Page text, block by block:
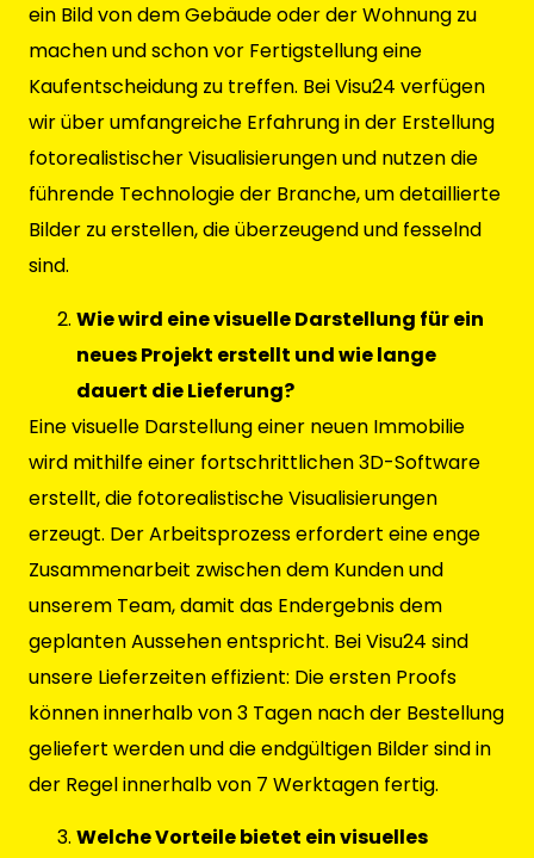
ein Bild von dem Gebäude oder der Wohnung zu
machen und schon vor Fertigstellung eine
Kaufentscheidung zu treffen. Bei Visu24 verfügen
wir über umfangreiche Erfahrung in der Erstellung
fotorealistischer Visualisierungen und nutzen die
führende Technologie der Branche, um detaillierte
Bilder zu erstellen, die überzeugend und fesselnd
sind.
Wie wird eine visuelle Darstellung für ein
neues Projekt erstellt und wie lange
dauert die Lieferung?
Eine visuelle Darstellung einer neuen Immobilie
wird mithilfe einer fortschrittlichen 3D-Software
erstellt, die fotorealistische Visualisierungen
erzeugt. Der Arbeitsprozess erfordert eine enge
Zusammenarbeit zwischen dem Kunden und
unserem Team, damit das Endergebnis dem
geplanten Aussehen entspricht. Bei Visu24 sind
unsere Lieferzeiten effizient: Die ersten Proofs
können innerhalb von 3 Tagen nach der Bestellung
geliefert werden und die endgültigen Bilder sind in
der Regel innerhalb von 7 Werktagen fertig.
Welche Vorteile bietet ein visuelles